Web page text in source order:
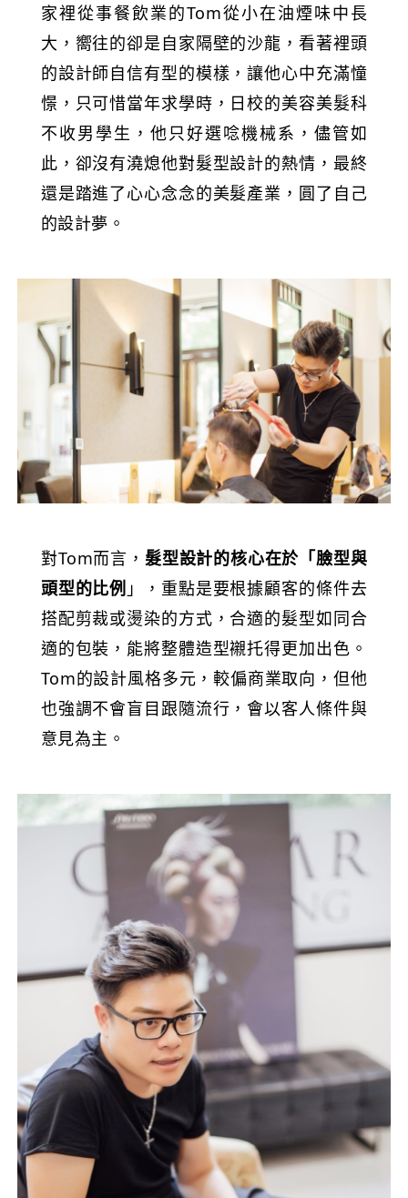
家裡從事餐飲業的Tom從小在油煙味中長
大，嚮往的卻是自家隔壁的沙龍，看著裡頭
的設計師自信有型的模樣，讓他心中充滿憧
憬，只可惜當年求學時，日校的美容美髮科
不收男學生，他只好選唸機械系，儘管如
此，卻沒有澆熄他對髮型設計的熱情，最終
還是踏進了心心念念的美髮產業，圓了自己
的設計夢。
對Tom而言， 髮型設計的核心在於「臉型與
頭型的比例 」，重點是要根據顧客的條件去
搭配剪裁或燙染的方式，合適的髮型如同合
適的包裝，能將整體造型襯托得更加出色。
Tom的設計風格多元，較偏商業取向，但他
也強調不會盲目跟隨流行，會以客人條件與
意見為主。